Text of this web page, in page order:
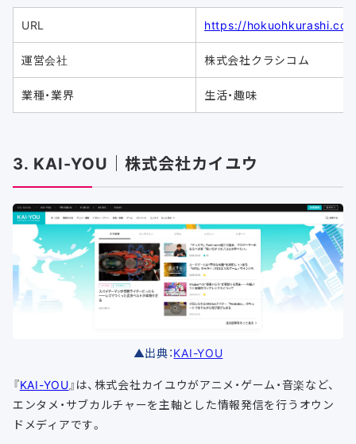
URL https://
運営会社 株式会社クラシコム
業種・業界 生活・趣味
3. KAI-YOU｜株式会社カイユウ
▲出典：KAI-YOU
『KAI-YOU』は、株式会社カイユウがアニメ・ゲーム・音楽など、
エンタメ・サブカルチャーを主軸とした情報発信を行うオウン
ドメディアです。